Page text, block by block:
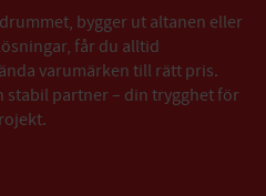
bygger ut altanen eller
får du alltid
varumärken till rätt pris.
stabil partner – din trygghet för